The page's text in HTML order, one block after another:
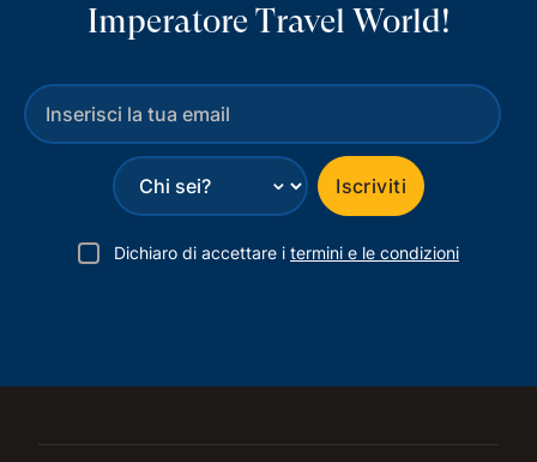
Imperatore Travel World!
⌄ Iscriviti
Dichiaro di accettare i termini e le condizioni